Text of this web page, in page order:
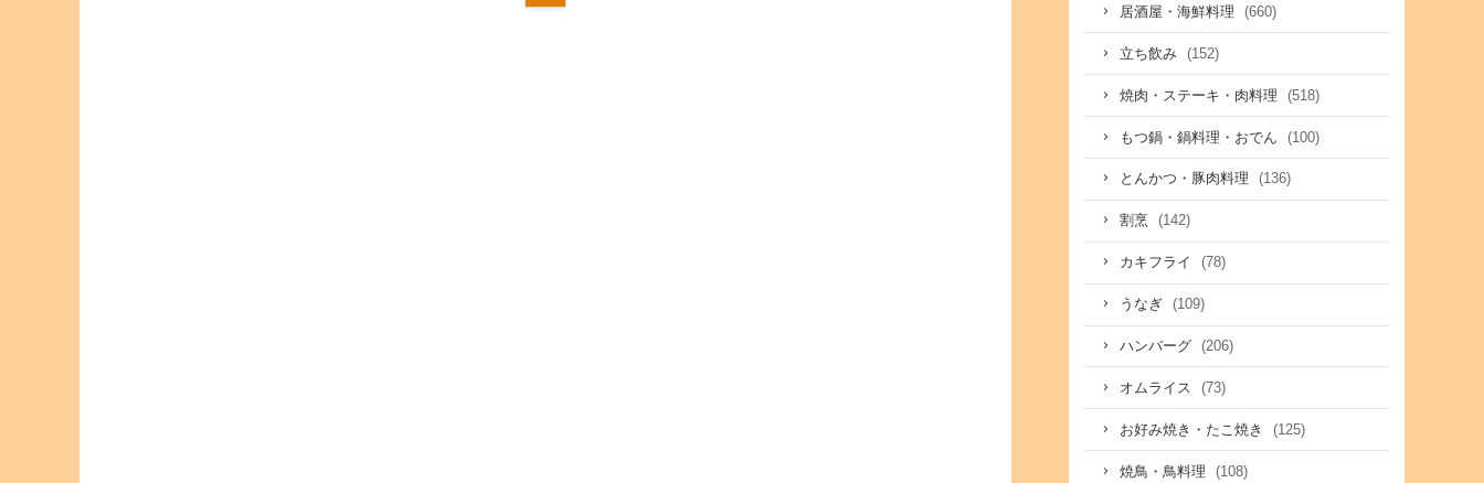
居酒屋・海鮮料理 (660)
立ち飲み (152)
焼肉・ステーキ・肉料理 (518)
もつ鍋・鍋料理・おでん (100)
とんかつ・豚肉料理 (136)
割烹 (142)
カキフライ (78)
うなぎ (109)
ハンバーグ (206)
オムライス (73)
お好み焼き・たこ焼き (125)
焼鳥・鳥料理 (108)